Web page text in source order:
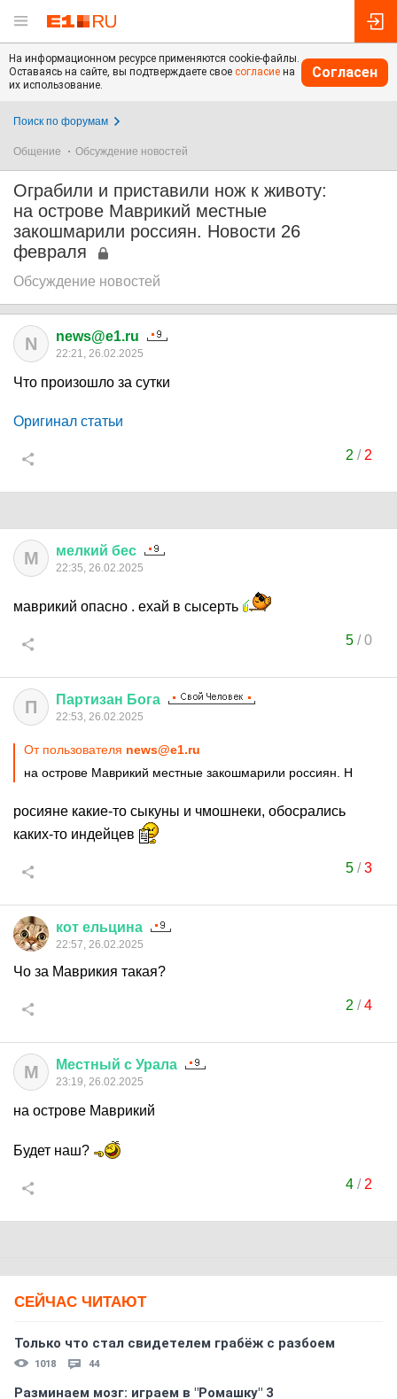
На информационном ресурсе применяются cookie-файлы.
Оставаясь на сайте, вы подтверждаете свое согласие на
их использование.
Согласен
Поиск по форумам
Общение Обсуждение новостей
Ограбили и приставили нож к животу:
на острове Маврикий местные
закошмарили россиян. Новости 26
февраля
Обсуждение новостей
N news@e1.ru
22:21, 26.02.2025
Что произошло за сутки
Оригинал статьи
2 / 2
М мелкий бес
22:35, 26.02.2025
маврикий опасно . ехай в сысерть
5/0
П Партизан Бога
22:53, 26.02.2025
От пользователя news@e1.ru
на острове Маврикий местные закошмарили россиян. Н
росияне какие-то сыкуны и чмошнеки, обосрались
каких-то индейцев
5/3
кот ельцина
22:57, 26.02.2025
Чо за Маврикия такая?
2 /4
М Местный с Урала
23:19, 26.02.2025
на острове Маврикий
Будет наш?
4/ 2
СЕЙЧАС ЧИТАЮТ
Только что стал свидетелем грабёж с разбоем
1018 44
Разминаем мозг: играем в "Ромашку" 3